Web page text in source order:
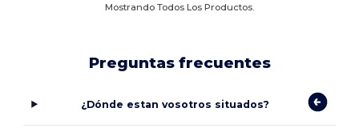
Mostrando Todos Los Productos.
Preguntas frecuentes
¿Dónde estan vosotros situados?